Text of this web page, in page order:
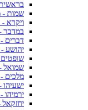
שמות -
ויקרא
במדבר
דברים
יהושע
שמואל
מלכים
ירמיהו